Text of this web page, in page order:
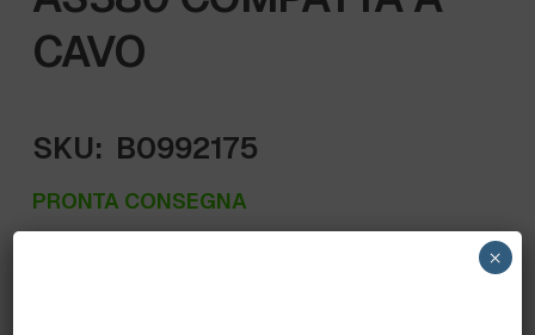
CAVO
SKU: B0992175
PRONTA CONSEGNA
×